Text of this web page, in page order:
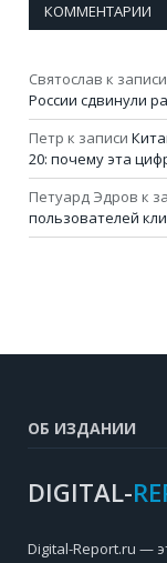
КОММЕНТАРИИ
Святослав к записи
России сдвинули
Петр к записи
20: почему эта
Петуард Эдров к
пользователей
ОБ ИЗДАНИИ
DIGITAL-
Digital-Report.ru —